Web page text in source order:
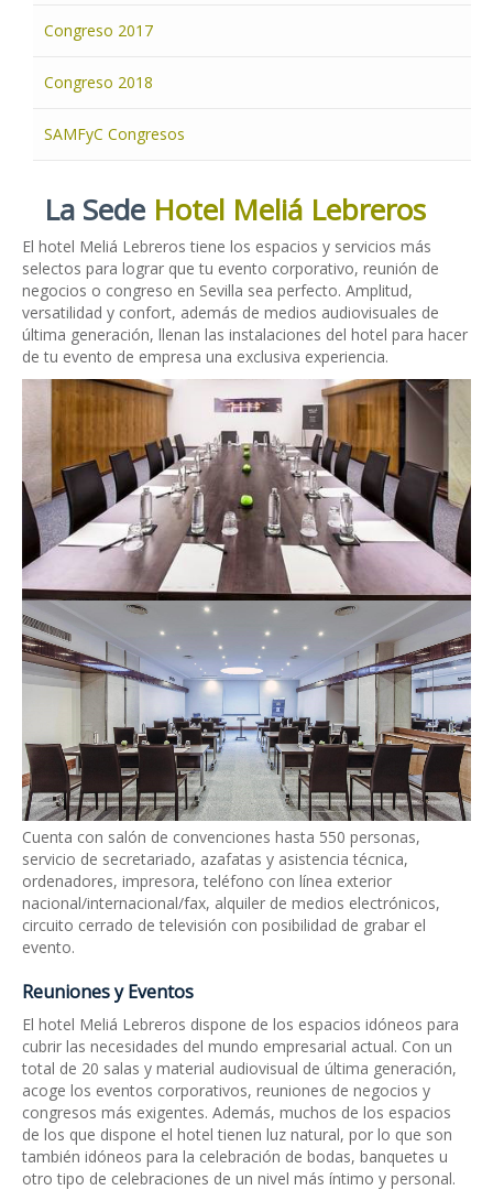
Congreso 2017
Congreso 2018
SAMFyC Congresos
La Sede Hotel Meliá Lebreros
El hotel Meliá Lebreros tiene los espacios y servicios más
selectos para lograr que tu evento corporativo, reunión de
negocios o congreso en Sevilla sea perfecto. Amplitud,
versatilidad y confort, además de medios audiovisuales de
última generación, llenan las instalaciones del hotel para hacer
de tu evento de empresa una exclusiva experiencia.
Cuenta con salón de convenciones hasta 550 personas,
servicio de secretariado, azafatas y asistencia técnica,
ordenadores, impresora, teléfono con línea exterior
nacional/internacional/fax, alquiler de medios electrónicos,
circuito cerrado de televisión con posibilidad de grabar el
evento.
Reuniones y Eventos
El hotel Meliá Lebreros dispone de los espacios idóneos para
cubrir las necesidades del mundo empresarial actual. Con un
total de 20 salas y material audiovisual de última generación,
acoge los eventos corporativos, reuniones de negocios y
congresos más exigentes. Además, muchos de los espacios
de los que dispone el hotel tienen luz natural, por lo que son
también idóneos para la celebración de bodas, banquetes u
otro tipo de celebraciones de un nivel más íntimo y personal.